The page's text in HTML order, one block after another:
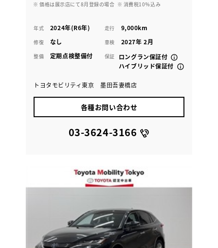
※ 価格は展示店にて8月登録の場合 ※ 消費税10％込み
年式 2024年(R6年) 走行 9,000km
修復 なし 車検 2027年 2月
整備 定期点検整備付 保証
ロングラン保証付
ハイブリッド保証付
トヨタモビリティ東京 墨田吾妻橋店
各種お問い合わせ
03-3624-3166